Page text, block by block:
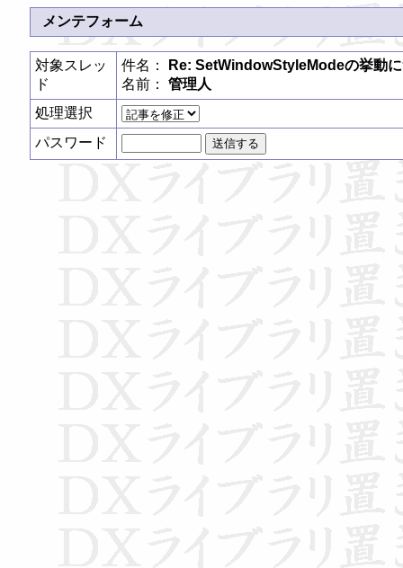
メンテフォーム
対象スレッ
ド
件名：
Re: SetWindowStyleModeの挙動
名前： 管理人
処理選択
パスワード